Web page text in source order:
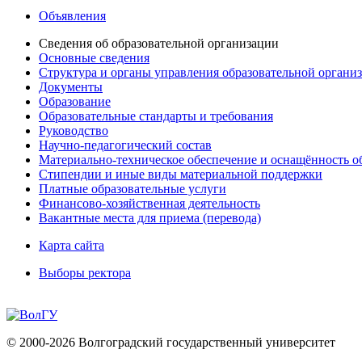
Объявления
Сведения об образовательной организации
Основные сведения
Структура и органы управления образовательной
Документы
Образование
Образовательные стандарты и требования
Руководство
Научно-педагогический состав
Материально-техническое обеспечение и оснащённость
Стипендии и иные виды материальной поддержки
Платные образовательные услуги
Финансово-хозяйственная деятельность
Вакантные места для приема (перевода)
Карта сайта
Выборы ректора
© 2000-2026 Волгоградский государственный университет